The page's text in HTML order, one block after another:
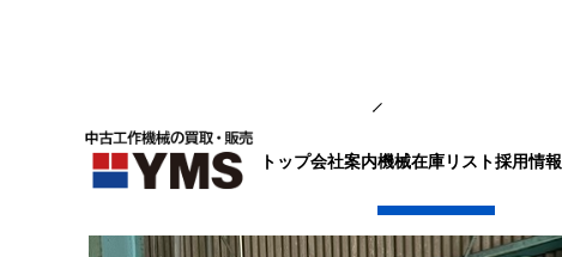
トップ会社案内機械在庫リスト採用情報
直立ボール盤